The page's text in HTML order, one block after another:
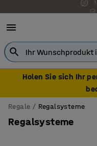
Holen Sie sich Ihr
Regale Regalsysteme
Regalsysteme